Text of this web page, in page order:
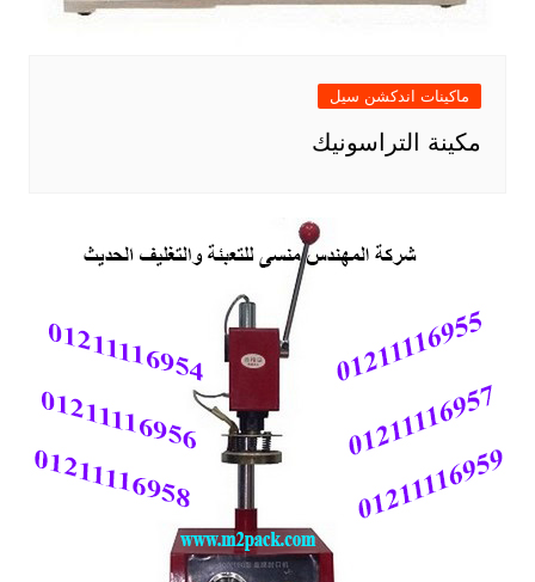
ماكينات اندكشن سيل
مكينة التراسونيك